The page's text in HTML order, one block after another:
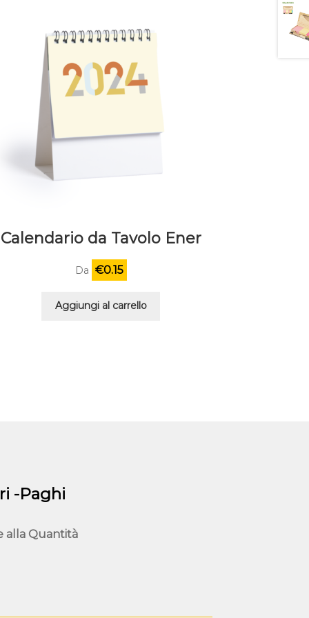
Calendario da Tavolo Ener
Da €0.15
Aggiungi al carrello
-Paghi
alla Quantità